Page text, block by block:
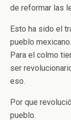
de reformar las
Esto ha sido el
pueblo mexicano.
Para el colmo
ser
eso.
Por que
pueblo.